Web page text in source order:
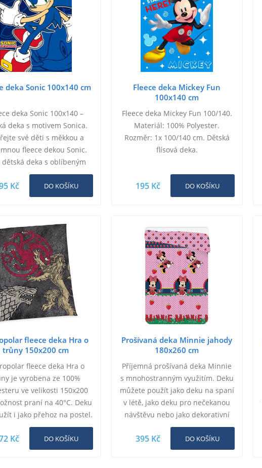
deka Sonic 100x140 cm
deka Sonic 100x140 –
deka s motivem Sonica.
své děti s měkkou a
fleece dekou Sonic.
dětská deka s oblíbeným
Sonicem je vyrobena z
kvalitního fleece…
Kč DO KOŠÍKU
Fleece deka Mickey Fun
100x140 cm
Fleece deka Mickey Fun 100/140.
Materiál: 100% Polyester.
Rozměr: 1x 100/140 cm. Dětská
flísová deka.
195 Kč DO KOŠÍKU
fleece deka Hra o
trůny 150x200 cm
fleece deka Hra o
je vyrobena ze 100%
ve velikosti 150x200
praní na 40°C. Deku
i jako přehoz na postel.
Kč DO KOŠÍKU
Prošívaná deka Minnie jahody
180x260 cm
Příjemná prošívaná deka Minnie
s mnohostranným využitím. Deku
můžete použít jako deku na spaní
v létě, jako deku pro nečekanou
návštěvu nebo jako dekorativní
přehoz přes postel. Prošívaná
dětská…
395 Kč DO KOŠÍKU